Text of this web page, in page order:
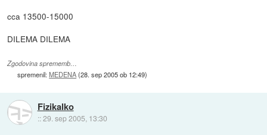
cca 13500-15000
DILEMA DILEMA
Zgodovina sprememb…
spremenil:MEDENA(28. sep 2005 ob 12:49)
Fizikalko
::29. sep 2005, 13:30